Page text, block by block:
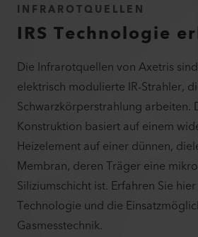
INFRAROTQUELLEN
IRS Technologie
Die Infrarotquellen von Axetris
elektrisch modulierte IR-Strahler,
Schwarzkörperstrahlung arbeiten.
Konstruktion basiert auf einem
Heizelement auf einer dünnen,
Membran, deren Träger eine
Siliziumschicht ist. Erfahren Sie
Technologie und die
Gasmesstechnik.